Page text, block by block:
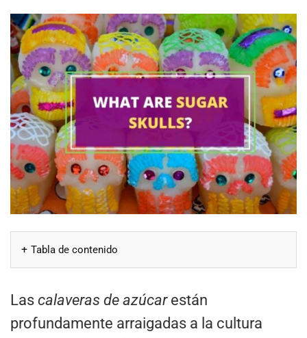
Tabla de contenido
Las calaveras de azúcarestán
profundamente arraigadas a la cultura